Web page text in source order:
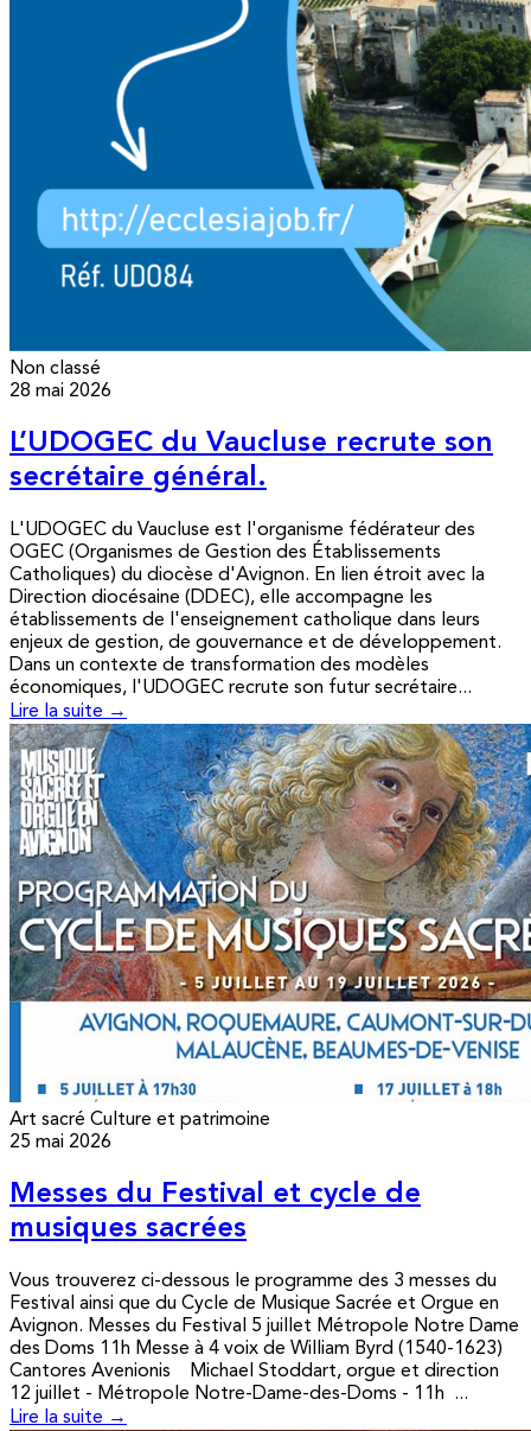
Non classé
28 mai 2026
L’UDOGEC du Vaucluse recrute son
secrétaire général.
L'UDOGEC du Vaucluse est l'organisme fédérateur des
OGEC (Organismes de Gestion des Établissements
Catholiques) du diocèse d'Avignon. En lien étroit avec la
Direction diocésaine (DDEC), elle accompagne les
établissements de l'enseignement catholique dans leurs
enjeux de gestion, de gouvernance et de développement.
Dans un contexte de transformation des modèles
économiques, l'UDOGEC recrute son futur secrétaire...
Lire la suite →
Art sacré Culture et patrimoine
25 mai 2026
Messes du Festival et cycle de
musiques sacrées
Vous trouverez ci-dessous le programme des 3 messes du
Festival ainsi que du Cycle de Musique Sacrée et Orgue en
Avignon. Messes du Festival 5 juillet Métropole Notre Dame
des Doms 11h Messe à 4 voix de William Byrd (1540-1623)
Cantores Avenionis Michael Stoddart, orgue et direction
12 juillet - Métropole Notre-Dame-des-Doms - 11h ...
Lire la suite →